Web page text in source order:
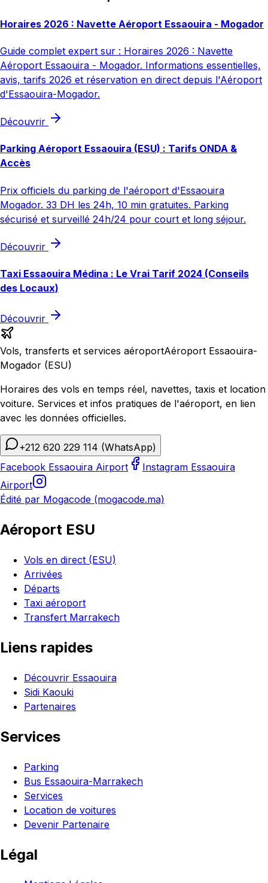
Horaires 2026 : Navette Aéroport Essaouira - Mogador
Guide complet expert sur : Horaires 2026 : Navette
Aéroport Essaouira - Mogador. Informations essentielles,
avis, tarifs 2026 et réservation en direct depuis l'Aéroport
d'Essaouira-Mogador.
Découvrir
Parking Aéroport Essaouira (ESU) : Tarifs ONDA &
Accès
Prix officiels du parking de l'aéroport d'Essaouira
Mogador. 33 DH les 24h, 10 min gratuites. Parking
sécurisé et surveillé 24h/24 pour court et long séjour.
Découvrir
Taxi Essaouira Médina : Le Vrai Tarif 2024 (Conseils
des Locaux)
Découvrir
Vols, transferts et services aéroportAéroport Essaouira-
Mogador (ESU)
Horaires des vols en temps réel, navettes, taxis et location
voiture. Services et infos pratiques de l'aéroport, en lien
avec les données officielles.
+212 620 229 114 (WhatsApp)
Facebook Essaouira Airport
Instagram Essaouira
Airport
Édité par Mogacode (mogacode.ma)
Aéroport ESU
Vols en direct (ESU)
Arrivées
Départs
Taxi aéroport
Transfert Marrakech
Liens rapides
Découvrir Essaouira
Sidi Kaouki
Partenaires
Services
Parking
Bus Essaouira-Marrakech
Services
Location de voitures
Devenir Partenaire
Légal